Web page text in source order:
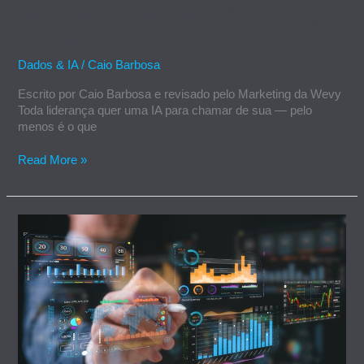
Dados & IA/Caio Barbosa
Escrito por Caio Barbosa e revisado pelo Marketing da Wevy
Toda liderança quer uma IA para chamar de sua — pelo
menos é o que
Read More »
o
que
é,
como
funciona
e
benefícios